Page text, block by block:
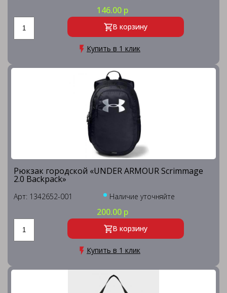
146.00 р
В корзину
Купить в 1 клик
Рюкзак городской «UNDER ARMOUR Scrimmage
2.0 Backpack»
Арт: 1342652-001 Наличие уточняйте
200.00 р
В корзину
Купить в 1 клик